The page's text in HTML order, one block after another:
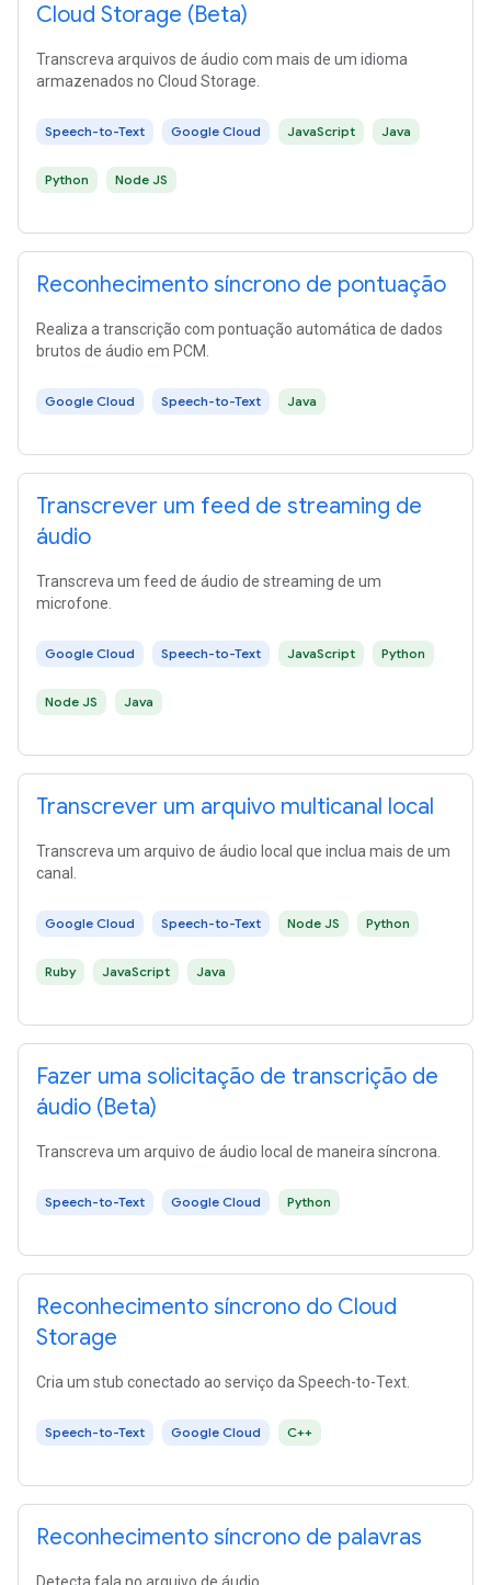
Cloud Storage (Beta)
Transcreva arquivos de áudio com mais de um idioma
armazenados no Cloud Storage.
Speech-to-Text Google Cloud JavaScript Java
Python Node JS
Reconhecimento síncrono de pontuação
Realiza a transcrição com pontuação automática de dados
brutos de áudio em PCM.
Google Cloud Speech-to-Text Java
Transcrever um feed de streaming de
áudio
Transcreva um feed de áudio de streaming de um
microfone.
Google Cloud Speech-to-Text JavaScript Python
Node JS Java
Transcrever um arquivo multicanal local
Transcreva um arquivo de áudio local que inclua mais de um
canal.
Google Cloud Speech-to-Text Node JS Python
Ruby JavaScript Java
Fazer uma solicitação de transcrição de
áudio (Beta)
Transcreva um arquivo de áudio local de maneira síncrona.
Speech-to-Text Google Cloud Python
Reconhecimento síncrono do Cloud
Storage
Cria um stub conectado ao serviço da Speech-to-Text.
Speech-to-Text Google Cloud C++
Reconhecimento síncrono de palavras